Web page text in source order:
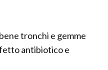
tronchi e gemme
antibiotico e